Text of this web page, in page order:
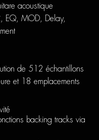
acoustique
EQ, MOD, Delay,
de 512 échantillons
et 18 emplacements
backing tracks via